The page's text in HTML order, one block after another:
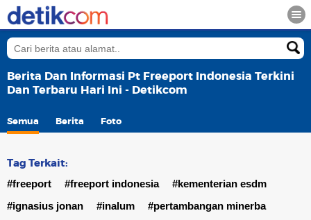
Berita Dan Informasi Pt Freeport Indonesia Terkini
Dan Terbaru Hari Ini - Detikcom
Semua Berita Foto
Tag Terkait:
#freeport #freeport indonesia
#kementerian esdm
#ignasius jonan
#inalum #pertambangan minerba